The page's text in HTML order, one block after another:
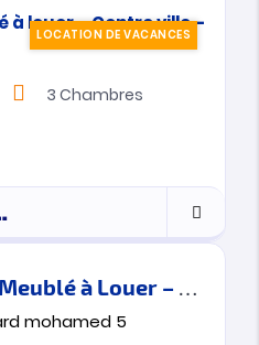
LOCATION DE VACANCES
3 Chambres
Luxueux Duplex Meublé à Louer – Location de vacances – Tanger
mohamed 5